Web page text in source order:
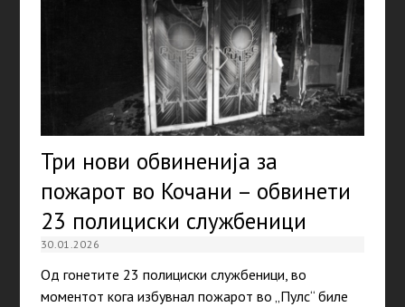
Три нови обвиненија за
пожарот во Кочани – обвинети
23 полициски службеници
30.01.2026
Од гонетите 23 полициски службеници, во
моментот кога избувнал пожарот во „Пулс“ биле